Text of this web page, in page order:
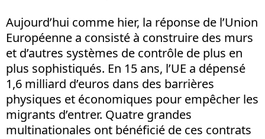
Aujourd’hui comme hier, la réponse de l’Union
Européenne a consisté à construire des murs
et d’autres systèmes de contrôle de plus en
plus sophistiqués. En 15 ans, l’UE a dépensé
1,6 milliard d’euros dans des barrières
physiques et économiques pour empêcher les
migrants d’entrer. Quatre grandes
multinationales ont bénéficié de ces contrats